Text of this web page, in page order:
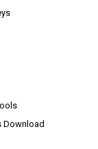
Download